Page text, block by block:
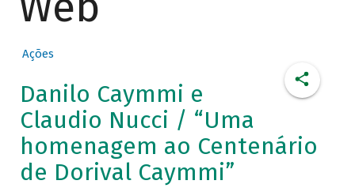
Ações
Danilo Caymmi e
Claudio Nucci / “Uma
homenagem ao Centenário
de Dorival Caymmi”